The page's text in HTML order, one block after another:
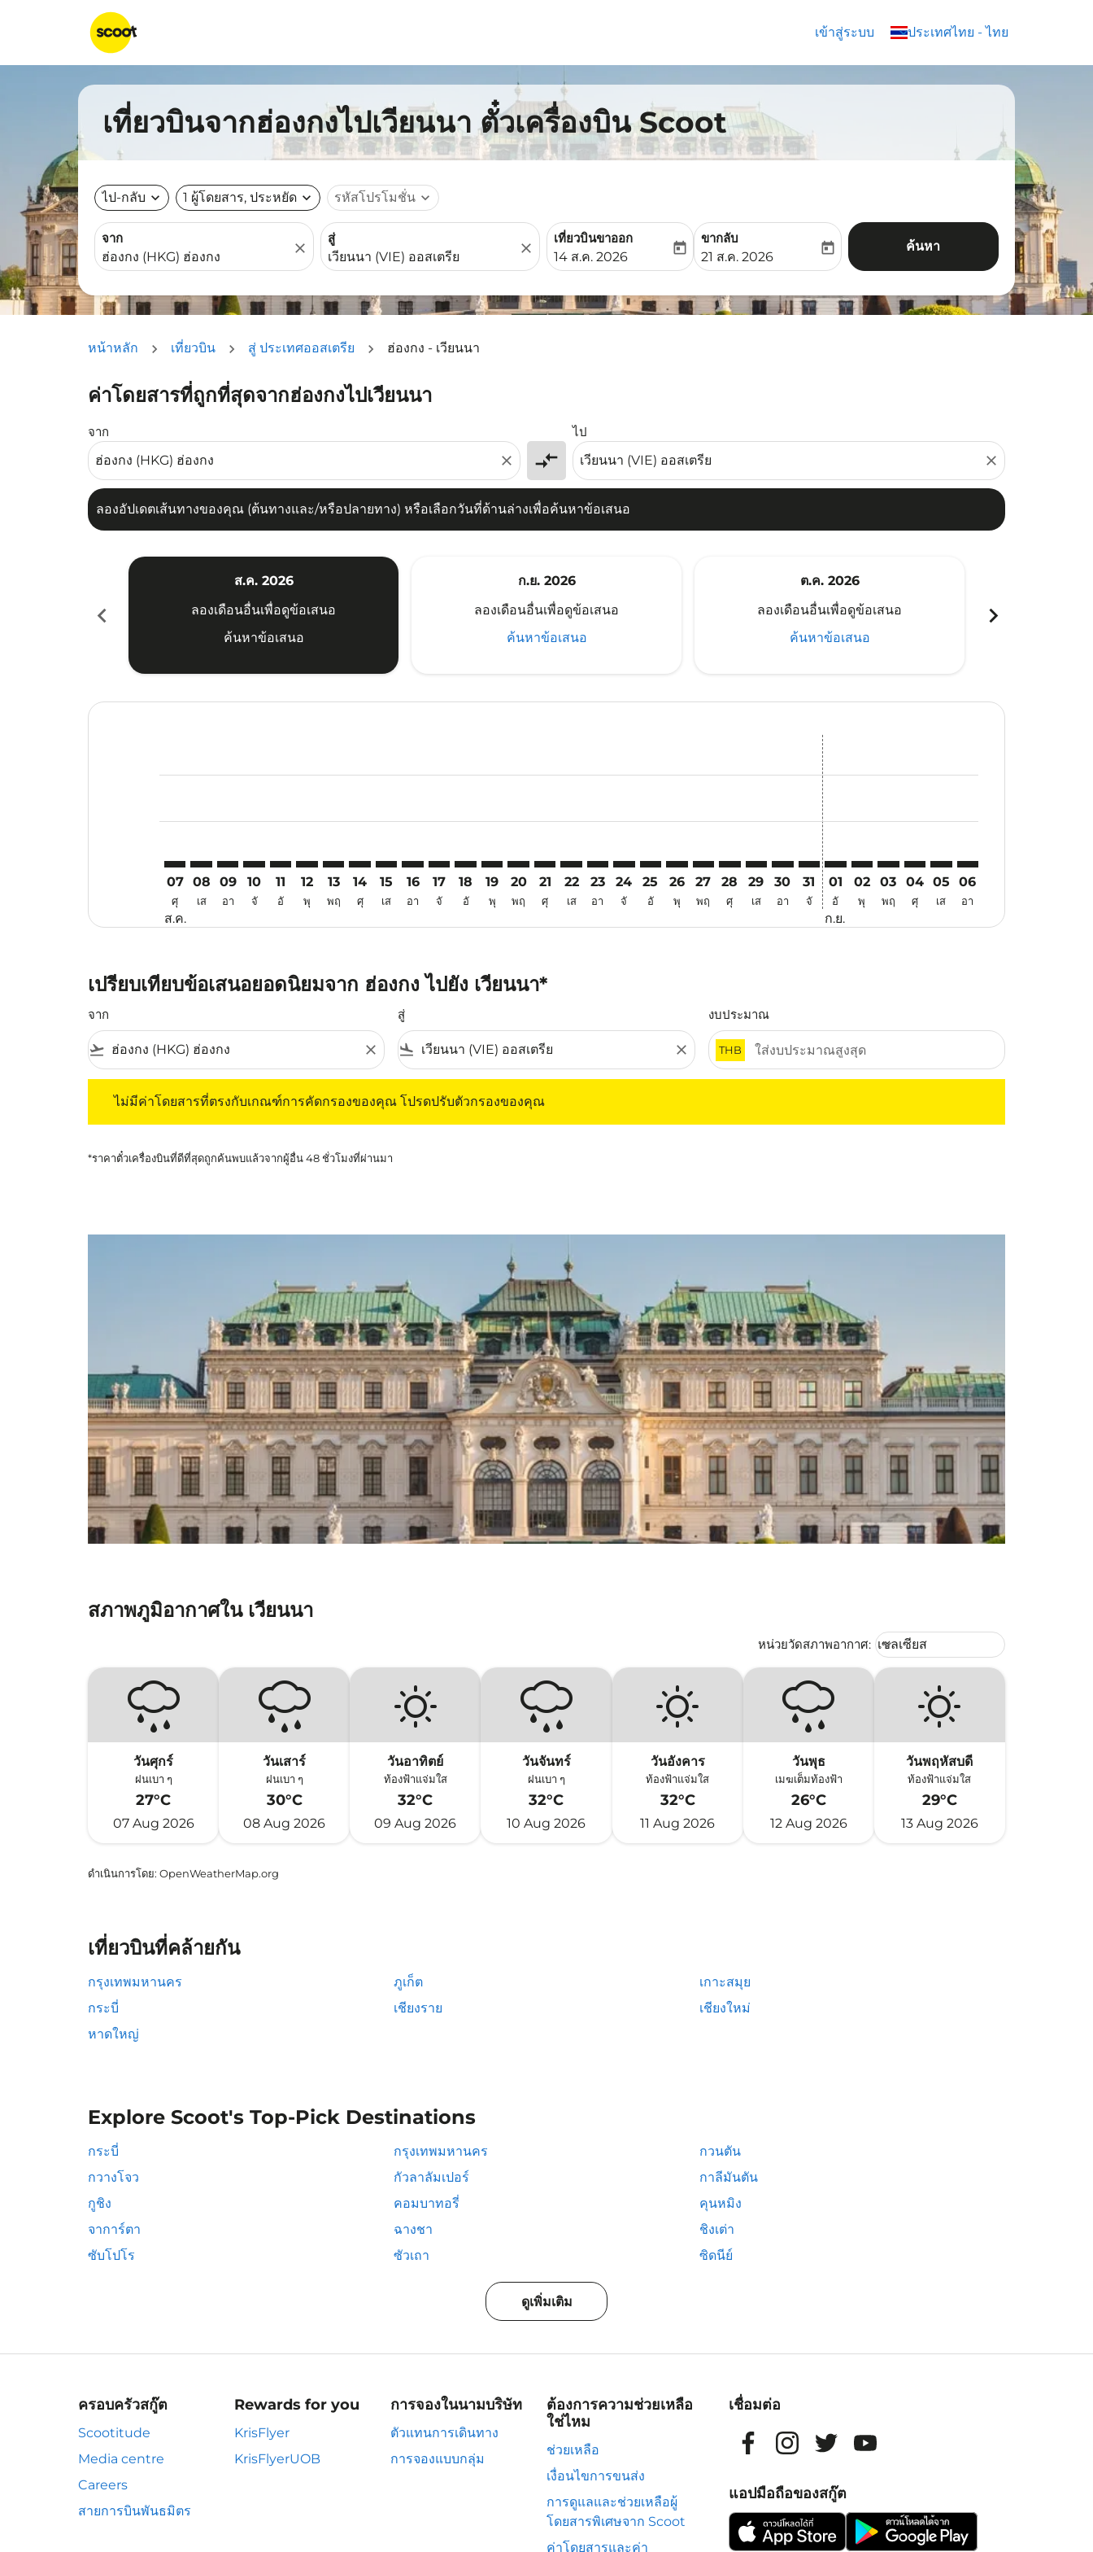
เข้าสู่ระบบ ประเทศไทย - ไทย
keyboard_arrow_down
เที่ยวบินจากฮ่องกงไปเวียนนา ตั๋วเครื่องบิน Scoot
ไป-กลับ expand_more 1 ผู้โดยสาร, ประหยัด expand_more รหัสโปรโมชั่น expand_more
จาก
close
สู่
close
เที่ยวบินขาออก
fc-booking-departure-date-aria-label
14 ส.ค. 2026
today
ขากลับ
fc-booking-return-date-aria-label
21 ส.ค. 2026
today ค้นหา
หน้าหลัก เที่ยวบิน สู่ ประเทศออสเตรีย ฮ่องกง - เวียนนา
ค่าโดยสารที่ถูกที่สุดจากฮ่องกงไปเวียนนา
จาก
close compare_arrows
ไป
close
ลองอัปเดตเส้นทางของคุณ (ต้นทางและ/หรือปลายทาง) หรือเลือกวันที่ด้านล่างเพื่อค้นหาข้อเสนอ
ลองอัปเดตเส้นทางของคุณ (ต้นทางและ/หรือปลายทาง) หรือเลือกวันที่ด้านล่างเพื่อค้นหาข้อเสนอ
chevron_left
ส.ค. 2026
ลองเดือนอื่นเพื่อดูข้อเสนอ
ค้นหาข้อเสนอ
ก.ย. 2026
ลองเดือนอื่นเพื่อดูข้อเสนอ
ค้นหาข้อเสนอ
ต.ค. 2026
ลองเดือนอื่นเพื่อดูข้อเสนอ
ค้นหาข้อเสนอ
chevron_right
07
ศุ
ส.ค.
08
เส
09
อา
10
จั
11
อั
12
พุ
13
พฤ
14
ศุ
15
เส
16
อา
17
จั
18
อั
19
พุ
20
พฤ
HKG–VIE: cmp-view-offers-disclaimer. ค้นหาข้อเสนอ
21
ศุ
HKG–VIE: cmp-view-offers-disclaimer. ค้นหาข้อเสนอ
22
เส
HKG–VIE: cmp-view-offers-disclaimer. ค้นหาข้อเสนอ
23
อา
HKG–VIE: cmp-view-offers-disclaimer. ค้นหาข้อเสนอ
24
จั
HKG–VIE: cmp-view-offers-disclaimer. ค้นหาข้อเสนอ
25
อั
HKG–VIE: cmp-view-offers-disclaimer. ค้นหาข้อเสนอ
26
พุ
HKG–VIE: cmp-view-offers-disclaimer. ค้นหาข้อเสนอ
27
พฤ
HKG–VIE: cmp-view-offers-disclaimer. ค้นหาข้อเสนอ
28
ศุ
HKG–VIE: cmp-view-offers-disclaimer. ค้นหาข้อเสนอ
29
เส
HKG–VIE: cmp-view-offers-disclaimer. ค้นหาข้อเสนอ
30
อา
HKG–VIE: cmp-view-offers-disclaimer. ค้นหาข้อเ
31
จั
01
อั
ก.ย.
02
พุ
03
พฤ
04
ศุ
05
เส
06
อา
เปรียบเทียบข้อเสนอยอดนิยมจาก ฮ่องกง ไปยัง เวียนนา*
จาก
flight_takeoff close
สู่
flight_land close
งบประมาณ
THB
ไม่มีค่าโดยสารที่ตรงกับเกณฑ์การคัดกรองของคุณ โปรดปรับตัวกรองของคุณ
*ราคาตั๋วเครื่องบินที่ดีที่สุดถูกค้นพบแล้วจากผู้อื่น 48 ชั่วโมงที่ผ่านมา
สภาพภูมิอากาศใน เวียนนา
หน่วยวัดสภาพอากาศ: Weather unit option เซลเซียส
เซลเซียส
keyboard_arrow_down
วันศุกร์
ฝนเบา ๆ
27°C
07 Aug 2026
วันเสาร์
ฝนเบา ๆ
30°C
08 Aug 2026
วันอาทิตย์
ท้องฟ้าแจ่มใส
32°C
09 Aug 2026
วันจันทร์
ฝนเบา ๆ
32°C
10 Aug 2026
วันอังคาร
ท้องฟ้าแจ่มใส
32°C
11 Aug 2026
วันพุธ
เมฆเต็มท้องฟ้า
26°C
12 Aug 2026
วันพฤหัสบดี
ท้องฟ้าแจ่มใส
29°C
13 Aug 2026
ดำเนินการโดย: OpenWeatherMap.org
เที่ยวบินที่คล้ายกัน
กรุงเทพมหานคร ภูเก็ต
เกาะสมุย
กระบี่
เชียงราย
เชียงใหม่
หาดใหญ่
Explore Scoot's Top-Pick Destinations
กระบี่ กรุงเทพมหานคร
กวนตัน
กวางโจว
กัวลาลัมเปอร์
กาลีมันตัน
กูชิง
คอมบาทอรี่
คุนหมิง
จาการ์ตา
ฉางชา
ชิงเต่า
ซับโปโร
ซัวเถา ซิดนีย์
ดูเพิ่มเติม
ครอบครัวสกู๊ต
Scootitude
Media centre
Careers
สายการบินพันธมิตร
Rewards for you
KrisFlyer
KrisFlyerUOB
การจองในนามบริษัท
ตัวแทนการเดินทาง
การจองแบบกลุ่ม
ต้องการความช่วยเหลือ
ใช่ไหม
ช่วยเหลือ
เงื่อนไขการขนส่ง
การดูแลและช่วยเหลือผู้
โดยสารพิเศษจาก Scoot
ค่าโดยสารและค่า
เชื่อมต่อ
แอปมือถือของสกู๊ต